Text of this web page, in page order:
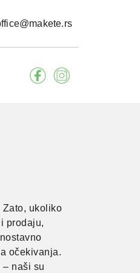
Zato, ukoliko
prodaju,
očekivanja.
naši su